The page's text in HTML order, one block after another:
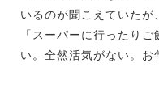
いるのが聞こえていたが
「スーパーに行ったり
い。全然活気がない。お